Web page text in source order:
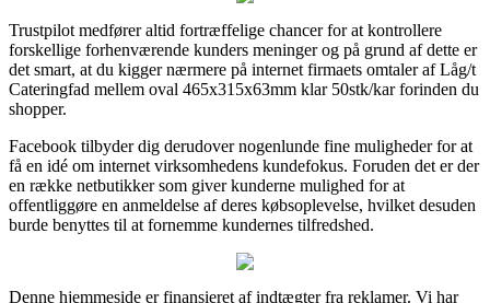
Trustpilot medfører altid fortræffelige chancer for at kontrollere
forskellige forhenværende kunders meninger og på grund af dette er
det smart, at du kigger nærmere på internet firmaets omtaler af Låg/t
Cateringfad mellem oval 465x315x63mm klar 50stk/kar forinden du
shopper.
Facebook tilbyder dig derudover nogenlunde fine muligheder for at
få en idé om internet virksomhedens kundefokus. Foruden det er der
en række netbutikker som giver kunderne mulighed for at
offentliggøre en anmeldelse af deres købsoplevelse, hvilket desuden
burde benyttes til at fornemme kundernes tilfredshed.
Denne hjemmeside er finansieret af indtægter fra reklamer. Vi har